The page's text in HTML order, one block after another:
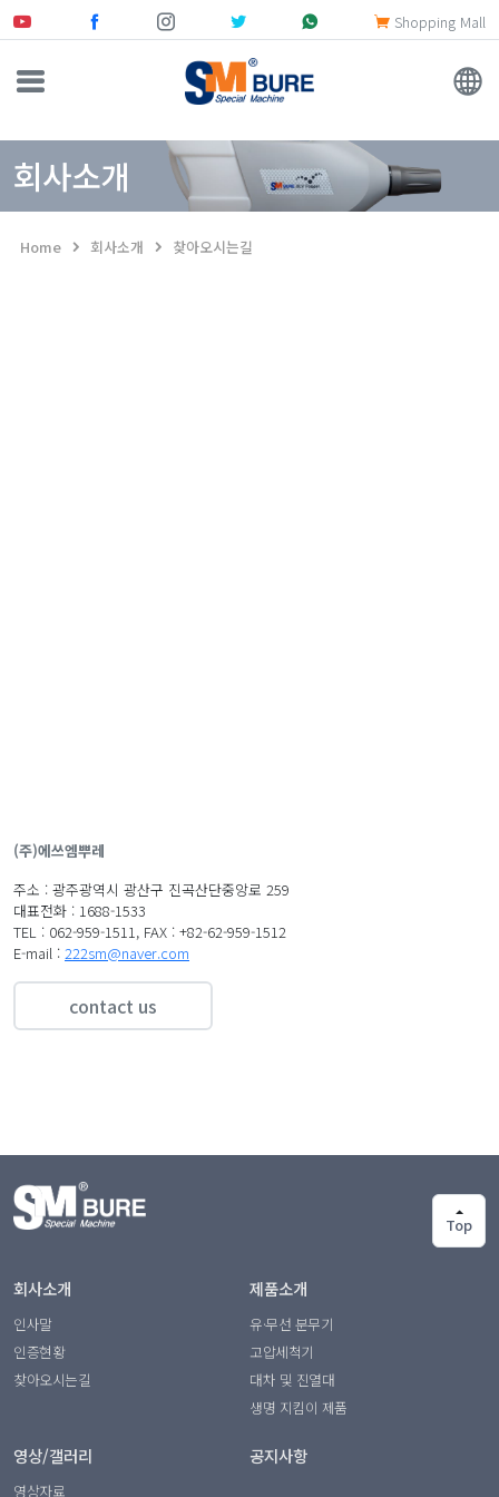
Shopping Mall
회사소개
Home 회사소개 찾아오시는길
(주)에쓰엠뿌레
주소 : 광주광역시 광산구 진곡산단중앙로 259
대표전화 : 1688-1533
TEL : 062-959-1511, FAX : +82-62-959-1512
E-mail : 222sm@naver.com
contact us
Top
회사소개
인사말
인증현황
찾아오시는길
제품소개
유·무선 분무기
고압세척기
대차 및 진열대
생명 지킴이 제품
영상/갤러리
영상자료
공지사항